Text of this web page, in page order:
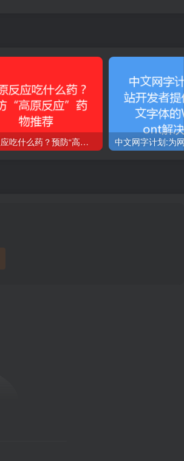
高原反应吃什么药？预防“高原反应”药物推荐